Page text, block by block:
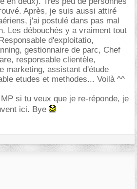
Après, je suis aussi attiré
j'ai postulé dans pas mal
Les débouchés y a vraiment tout
d'exploitatio,
gestionnaire de parc, Chef
responsable clientèle,
marketing, assistant d'étude
etudes et methodes... Voilà ^^
si tu veux que je re-réponde, je
ici. Bye